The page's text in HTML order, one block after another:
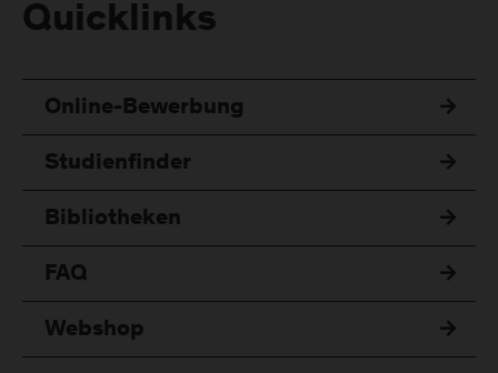
Quicklinks
Online-Bewerbung
Studienfinder
Bibliotheken
FAQ
Webshop